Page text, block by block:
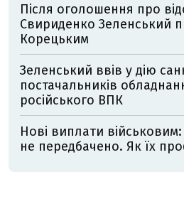
Після оголошення про
Свириденко Зеленський
Корецьким
Зеленський ввів у дію
постачальників
російського ВПК
Нові виплати
не передбачено. Як їх